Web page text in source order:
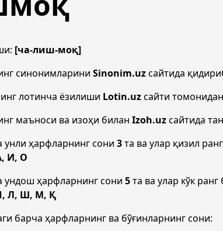
[ча-лиш-моқ]
синонимларини Sinonim.uzсайтида
лотинча ёзилиши Lotin.uzсайти
маъноси ва изоҳи билан Izoh.uzсайтида
унли ҳарфларнинг сони 3та ва улар қизил
И, О
ундош ҳарфларнинг сони 5та ва улар кўк
Л, Ш, М, Қ
барча ҳарфларнинг ва бўғинларнинг сони: